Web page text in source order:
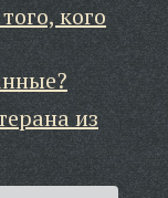
кого
из